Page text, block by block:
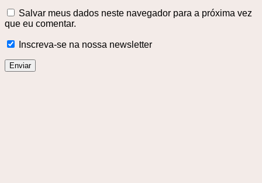
Salvar meus dados neste navegador para a próxima vez
que eu comentar.
Inscreva-se na nossa newsletter